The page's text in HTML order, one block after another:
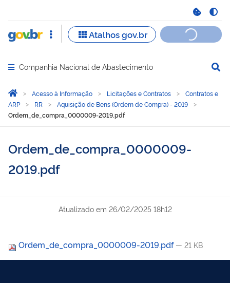
Abrir menu principal de navegação
Companhia Nacional de Abastecimento
Você está aqui:
Página Inicial
Acesso à Informação Licitações e Contratos
Contratos e
ARP
RR
Aquisição de Bens (Ordem de Compra) - 2019
Ordem_de_compra_0000009-2019.pdf
Ordem_de_compra_0000009-
2019.pdf
Atualizado em 26/02/2025 18h12
Ordem_de_compra_0000009-2019.pdf — 21 KB